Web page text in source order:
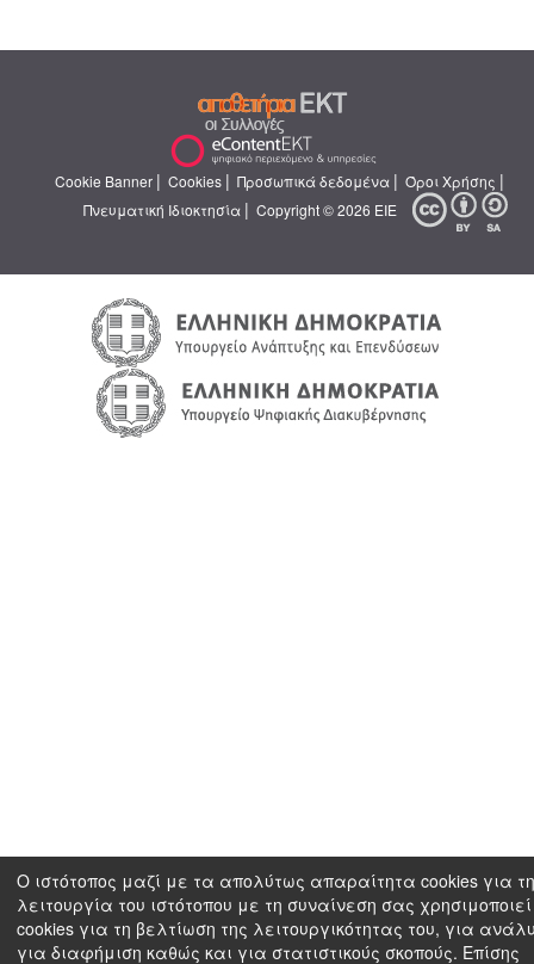
Cookie Banner | Cookies | Προσωπικά δεδομένα | Όροι Χρήσης |
Πνευματική Ιδιοκτησία | Copyright © 2026 ΕΙΕ
Ο ιστότοπος μαζί με τα απολύτως απαραίτητα cookies για
λειτουργία του ιστότοπου με τη συναίνεση σας χρησιμοποιεί
cookies για τη βελτίωση της λειτουργικότητας του, για
για διαφήμιση καθώς και για στατιστικούς σκοπούς. Επίσης